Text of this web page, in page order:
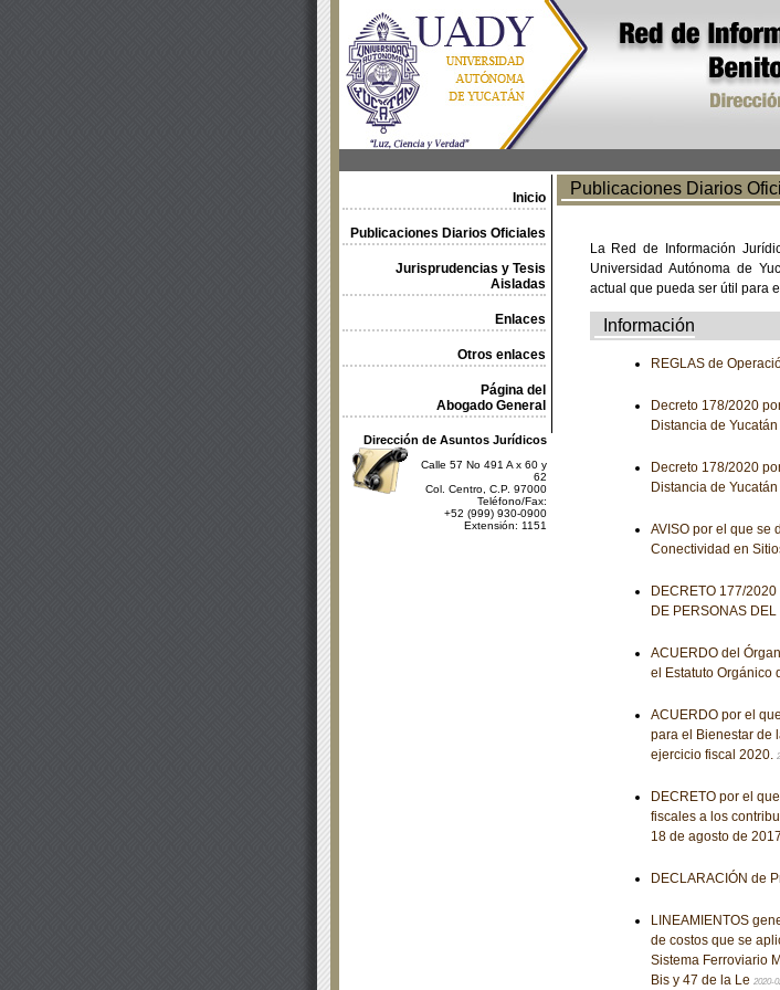
Inicio
Publicaciones Diarios Oficiales
Jurisprudencias y Tesis
Aisladas
Enlaces
Otros enlaces
Página del
Abogado General
Dirección de Asuntos Jurídicos
Calle 57 No 491 A x 60 y
62
Col. Centro, C.P. 97000
Teléfono/Fax:
+52 (999) 930-0900
Extensión: 1151
Publicaciones Diarios
La Red de Información
Universidad Autónoma de
actual que pueda ser útil para
Información
REGLAS de
Decreto 178/2020
Distancia de Yucatán
Decreto 178/2020
Distancia de Yucatán
AVISO por el que se
Conectividad en
DECRETO 177/
DE PERSONAS
ACUERDO del
el Estatuto Orgánico
ACUERDO por el
para el Bienestar de
ejercicio fiscal 2020.
DECRETO por el
fiscales a los
18 de agosto de
DECLARACIÓN de
LINEAMIENTOS
de costos que se
Sistema Ferroviario
Bis y 47 de la Le 2020-